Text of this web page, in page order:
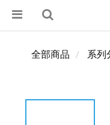
全部商品 系列